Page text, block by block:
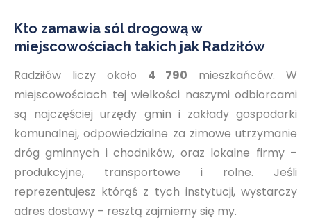
Kto zamawia sól drogową w
miejscowościach takich jak Radziłów
Radziłów liczy około 4 790 mieszkańców. W
miejscowościach tej wielkości naszymi odbiorcami
są najczęściej urzędy gmin i zakłady gospodarki
komunalnej, odpowiedzialne za zimowe utrzymanie
dróg gminnych i chodników, oraz lokalne firmy –
produkcyjne, transportowe i rolne. Jeśli
reprezentujesz którąś z tych instytucji, wystarczy
adres dostawy – resztą zajmiemy się my.